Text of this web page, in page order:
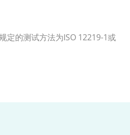
定的测试方法为ISO 12219-1或